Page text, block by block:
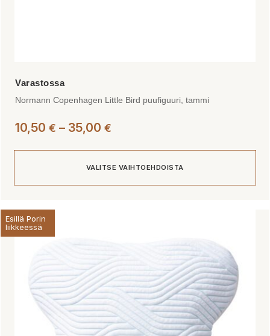
Normann Copenhagen Little Bird puufiguuri, tammi
10,50 € – 35,00 €
35,00 €
VALITSE VAIHTOEHDOISTA
Tällä
tuotteella
on
Esillä Porin
liikkeessä